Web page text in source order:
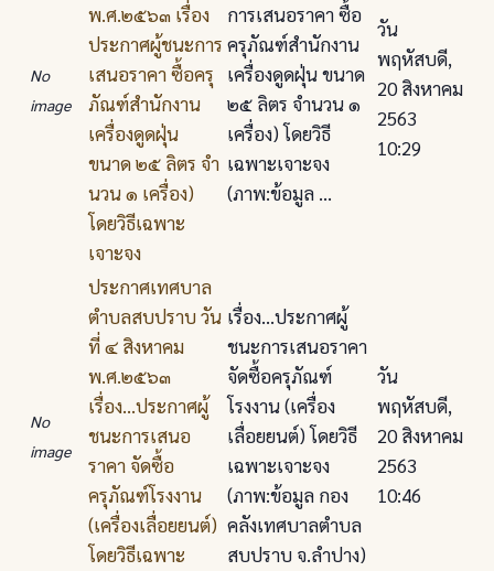
No
image
พ.ศ.๒๕๖๓ เรื่อง
ประกาศผู้ชนะการ
เสนอราคา ซื้อครุ
ภัณฑ์สํานักงาน
เครื่องดูดฝุ่น
ขนาด ๒๕ ลิตร จํา
นวน ๑ เครื่อง)
โดยวิธีเฉพาะ
เจาะจง
การเสนอราคา ซื้อ
ครุภัณฑ์สํานักงาน
เครื่องดูดฝุ่น ขนาด
๒๕ ลิตร จํานวน ๑
เครื่อง) โดยวิธี
เฉพาะเจาะจง
(ภาพ:ข้อมูล ...
วัน
พฤหัสบดี,
20 สิงหาคม
2563
10:29
No
image
ประกาศเทศบาล
ตําบลสบปราบ วัน
ที่ ๔ สิงหาคม
พ.ศ.๒๕๖๓
เรื่อง...ประกาศผู้
ชนะการเสนอ
ราคา จัดซื้อ
ครุภัณฑ์โรงงาน
(เครื่องเลื่อยยนต์)
โดยวิธีเฉพาะ
เรื่อง...ประกาศผู้
ชนะการเสนอราคา
จัดซื้อครุภัณฑ์
โรงงาน (เครื่อง
เลื่อยยนต์) โดยวิธี
เฉพาะเจาะจง
(ภาพ:ข้อมูล กอง
คลังเทศบาลตำบล
สบปราบ จ.ลำปาง)
วัน
พฤหัสบดี,
20 สิงหาคม
2563
10:46